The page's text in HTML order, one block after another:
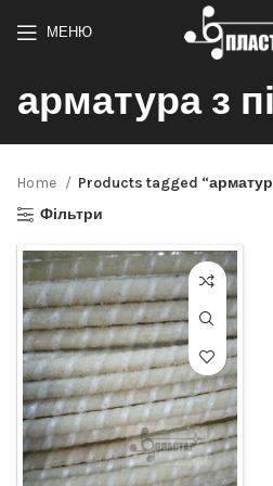
МЕНЮ
арматура з
Home
Products tagged
Фільтри